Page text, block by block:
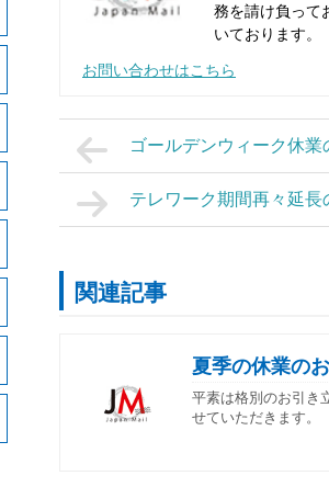
務を請け負って
いております。
お問い合わせはこちら
ゴールデンウィーク休業
テレワーク期間再々延長
関連記事
夏季の休業の
平素は格別のお引き
せていただきます。